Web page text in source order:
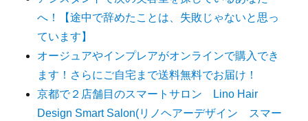
へ！【途中で辞めたことは、失敗じゃないと思っ
ています】
オージュアやインプレアがオンラインで購入でき
ます！さらにご自宅まで送料無料でお届け！
京都で２店舗目のスマートサロン Lino Hair
Design Smart Salon(リノヘアーデザイン スマー